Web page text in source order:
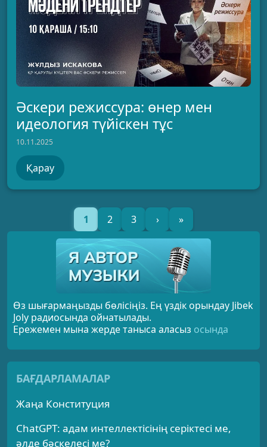
Өз шығармаңызды бөлісіңіз. Ең үздік орындау Jibek
Joly радиосында ойнатылады.
Ережемен мына жерде таныса аласыз осында
БАҒДАРЛАМАЛАР
Жаңа Конституция
ChatGPT: адам интеллектісінің серіктесі ме,
әлде бәскелесі ме?
Әскери режиссура: өнер мен
идеология түйіскен тұс
10.11.2025
Қарау
1 2 3 › »